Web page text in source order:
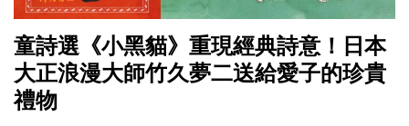
童詩選《小黑貓》重現經典詩意！日本
大正浪漫大師竹久夢二送給愛子的珍貴
禮物